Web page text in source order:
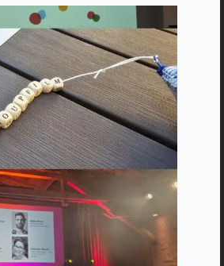
Hörspielserie
auf
dem
Weg